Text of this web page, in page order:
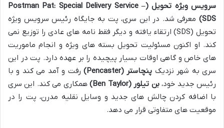
سرویس ویژه تحویل (Postman Pat: Special Delivery Service –
SDS)
معرفی شد. در این سری، پت به جایگاه رئیس سرویس ویژه
تحویل (SDS) ارتقاء یافته و دیگر فقط نامه های عادی را توزیع نمی
کند. او اکنون مسئولیت تحویل بسته های ویژه و انجام ماموریت
های خاص و گاهی اوقات بسیار پیچیده را بر عهده دارد. پت در این
سری به شهر نزدیک پنچاستر (Pencaster)
رفت و آمد می کند و با
رئیس جدید خود،بن تیلور (Ben Taylor)
همکاری می کند. این سری
با اضافه کردن چالش های جدید و وسایل نقلیه مدرن، پت را در
موقعیت های متفاوتی قرار می دهد.